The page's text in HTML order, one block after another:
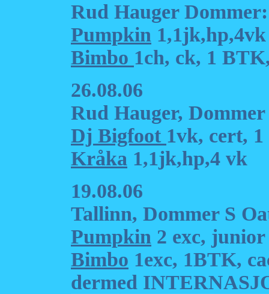
Rud Hauger
Pumpkin 1,1jk,hp,4vk
Bimbo 1ch, ck, 1
26.08.06
Rud Hauger,
Dj Bigfoot 1vk, cert,
Kråka 1,1jk,hp,4 vk
19.08.06
Tallinn, Dommer S
Pumpkin 2 exc,
Bimbo 1exc, 1BTK,
dermed